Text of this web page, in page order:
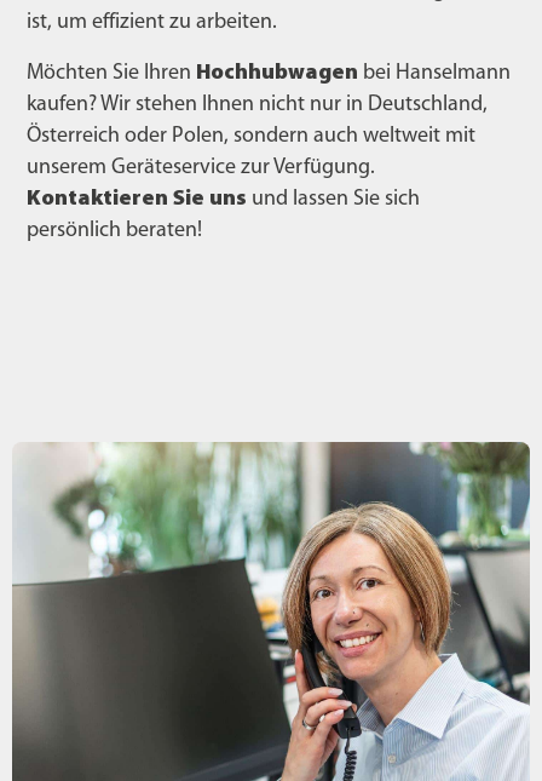
ist, um effizient zu arbeiten.
Möchten Sie Ihren Hochhubwagen bei Hanselmann
kaufen? Wir stehen Ihnen nicht nur in Deutschland,
Österreich oder Polen, sondern auch weltweit mit
unserem Geräteservice zur Verfügung.
Kontaktieren Sie uns und lassen Sie sich
persönlich beraten!